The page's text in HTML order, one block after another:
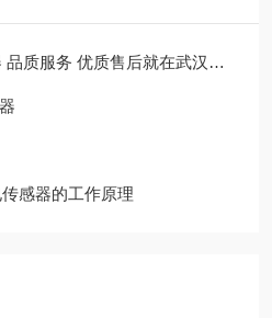
服务 优质售后就在武汉西尔福
感器的工作原理